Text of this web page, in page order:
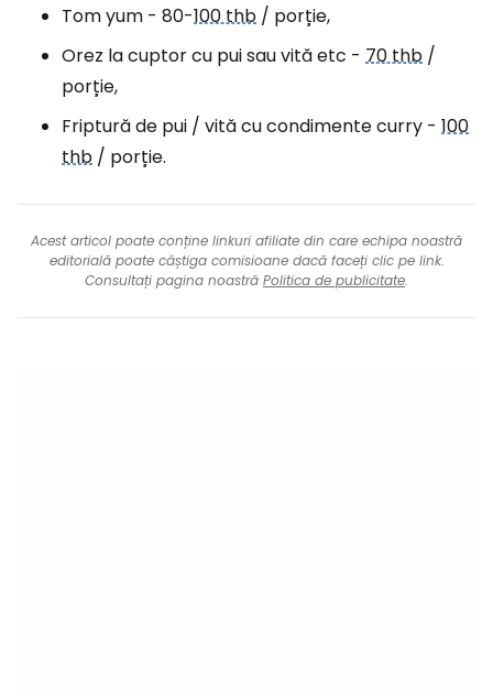
Tom yum - 80-100 thb / porție,
Orez la cuptor cu pui sau vită etc - 70 thb /
porție,
Friptură de pui / vită cu condimente curry - 100
thb / porție.
Acest articol poate conține linkuri afiliate din care echipa noastră
editorială poate câștiga comisioane dacă faceți clic pe link.
Consultați pagina noastră Politica de publicitate.